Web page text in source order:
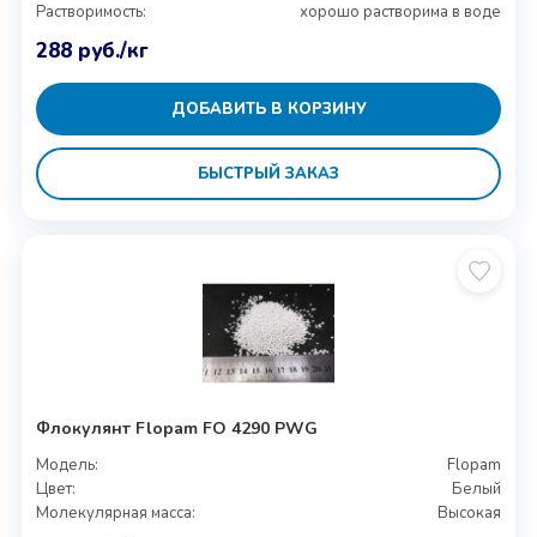
Растворимость:
хорошо растворима в воде
288 руб./кг
ДОБАВИТЬ В КОРЗИНУ
БЫСТРЫЙ ЗАКАЗ
Флокулянт Flopam FO 4290 PWG
Модель:
Flopam
Цвет:
Белый
Молекулярная масса:
Высокая